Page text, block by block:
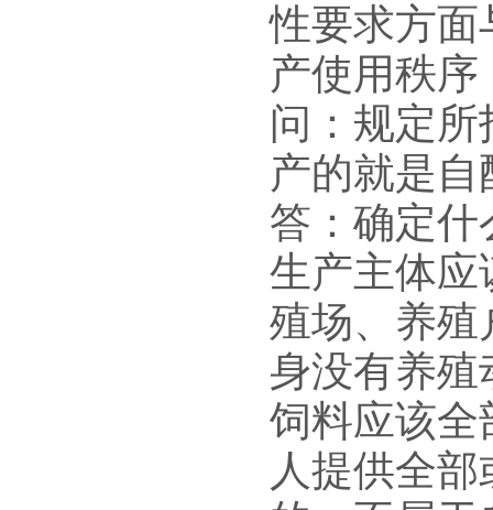
性要求方面
产使用秩
问：规定
产的就是自
答：确定什
生产主体应
殖场、养殖
身没有养殖
饲料应该全
人提供全